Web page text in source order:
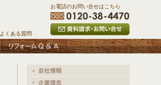
よくある質問
お電話のお問い合せはこちら